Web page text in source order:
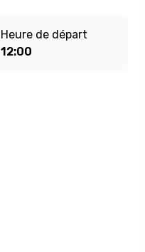
Heure de départ
12:00